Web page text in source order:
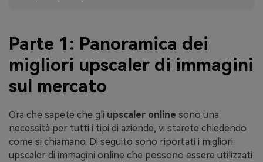
Parte 1: Panoramica dei
migliori upscaler di immagini
sul mercato
Ora che sapete che gli upscaler online sono una
necessità per tutti i tipi di aziende, vi starete chiedendo
come si chiamano. Di seguito sono riportati i migliori
upscaler di immagini online che possono essere utilizzati